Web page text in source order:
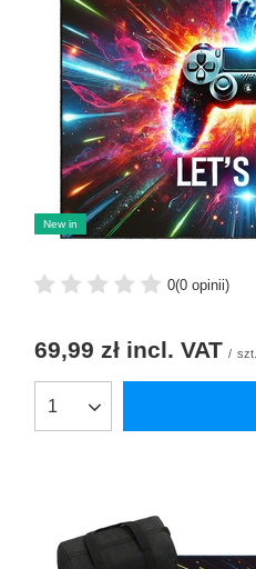
New in
0(0 opinii)
69,99 zł incl. VAT / szt.